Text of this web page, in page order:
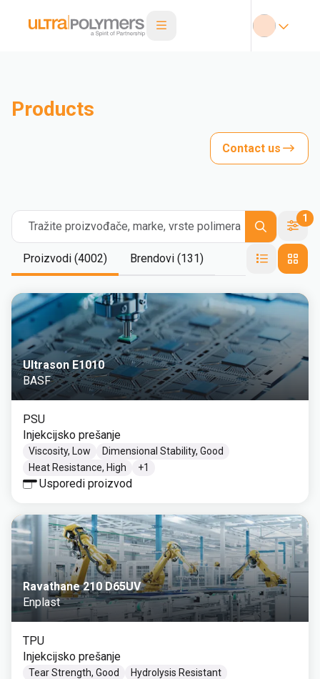
Products
Contact us
Tražite proizvođače, marke, vrste polimera
1
Proizvodi (4002) Brendovi (131)
Ultrason E1010
BASF
PSU
Injekcijsko prešanje
Viscosity, Low
Dimensional Stability, Good
Heat Resistance, High
+1
Usporedi proizvod
Ravathane 210 D65UV
Enplast
TPU
Injekcijsko prešanje
Tear Strength, Good
Hydrolysis Resistant